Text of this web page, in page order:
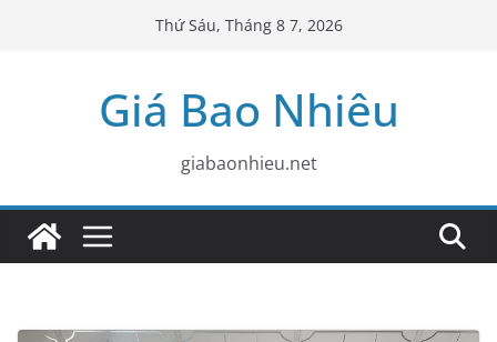
Thứ Sáu, Tháng 8 7, 2026
Giá Bao Nhiêu
giabaonhieu.net